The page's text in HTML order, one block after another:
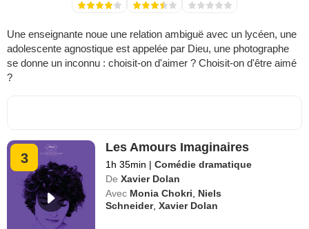
Une enseignante noue une relation ambiguë avec un lycéen, une
adolescente agnostique est appelée par Dieu, une photographe
se donne un inconnu : choisit-on d'aimer ? Choisit-on d'être aimé
?
3
Les Amours Imaginaires
1h 35min | Comédie dramatique
De Xavier Dolan
Avec Monia Chokri
Niels
Schneider,Xavier Dolan